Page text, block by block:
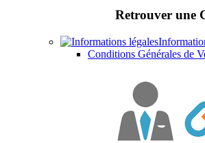
Retrouver une
Conditions Générales de